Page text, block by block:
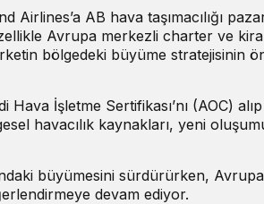
AB hava taşımacılığı
Avrupa merkezli charter ve
bölgedeki büyüme stratejisinin
İşletme Sertifikası’nı (AOC) alıp
havacılık kaynakları, yeni
büyümesini sürdürürken, Avrupa
devam ediyor.